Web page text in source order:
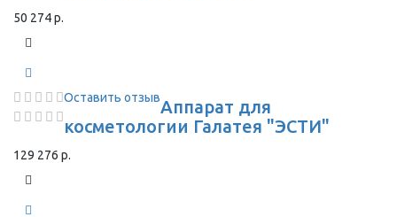
50 274 р.
Оставить отзывАппарат для
косметологии Галатея "ЭСТИ"
129 276 р.